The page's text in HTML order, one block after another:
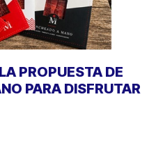
PROPUESTA DE
PARA DISFRUTAR